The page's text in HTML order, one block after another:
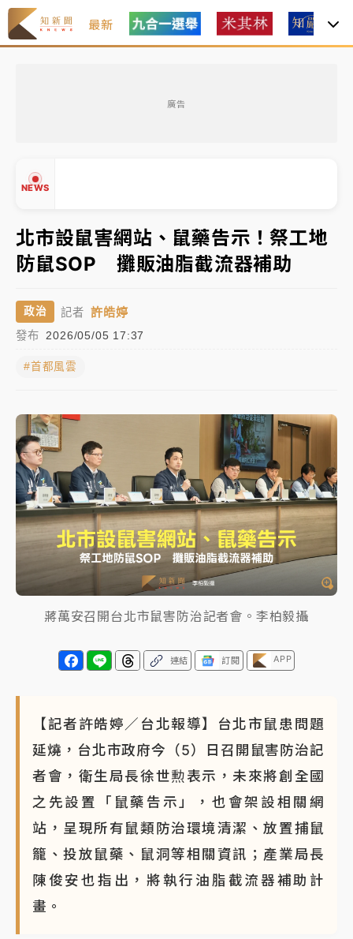
最新
廣告
NEWS
白海豚瘦身！中部以北防劇烈降水 本周天氣展望「多
雨不穩定」
周末精選｜ 苯駢芘無安全攝取值！致癌苦茶油下肚 毒
物醫籲多吃蔬果代謝
《知新聞》揭「運科計畫」人體實驗黑幕 運動部不追
台股處置新制明天上路 4大鬆綁一次看
最好玩的父親節！「爸氣集合」出發工程冒險島 邀社
福孩童齊暢玩
強風長浪襲馬祖！「白海豚」逼近劃設警戒區 違規戲
水觀浪恐重罰失血
白海豚瘦身！中部以北防劇烈降水 本周天氣展望「多
雨不穩定」
周末精選｜
苯駢芘無安全攝取值！致癌苦茶油下肚 毒
物醫籲多吃蔬果代謝
究！遭監委質疑
周末精選｜ 鎢業董座離奇命喪豪宅！檢警3方向追出前
員工犯案 破案關鍵曝
北市設鼠害網站、鼠藥告示！祭工地
防鼠SOP 攤販油脂截流器補助
政治 記者 許皓婷
發布 2026/05/05 17:37
#首都風雲
蔣萬安召開台北市鼠害防治記者會。李柏毅攝
連結 訂閱 APP
【記者許皓婷／台北報導】台北市鼠患問題
延燒，台北市政府今（5）日召開鼠害防治記
者會，衛生局長徐世勲表示，未來將創全國
之先設置「鼠藥告示」，也會架設相關網
站，呈現所有鼠類防治環境清潔、放置捕鼠
籠、投放鼠藥、鼠洞等相關資訊；產業局長
陳俊安也指出，將執行油脂截流器補助計
畫。